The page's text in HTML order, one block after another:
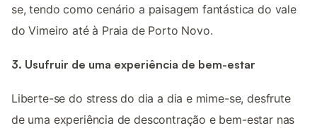
se, tendo como cenário a paisagem fantástica do vale
do Vimeiro até à Praia de Porto Novo.
3. Usufruir de uma experiência de bem-estar
Liberte-se do stress do dia a dia e mime-se, desfrute
de uma experiência de descontração e bem-estar nas